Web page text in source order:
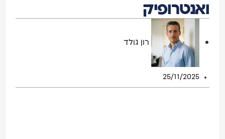
ואנטרופיק
רון גולד
25/11/2025